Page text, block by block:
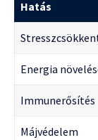
Hatás
Energia
Immunerősítés
Májvédelem